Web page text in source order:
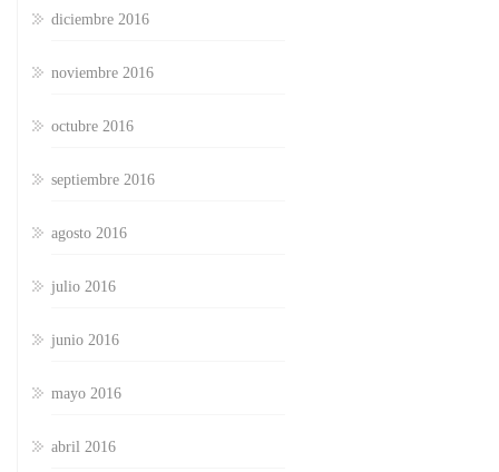
diciembre 2016
noviembre 2016
octubre 2016
septiembre 2016
agosto 2016
julio 2016
junio 2016
mayo 2016
abril 2016